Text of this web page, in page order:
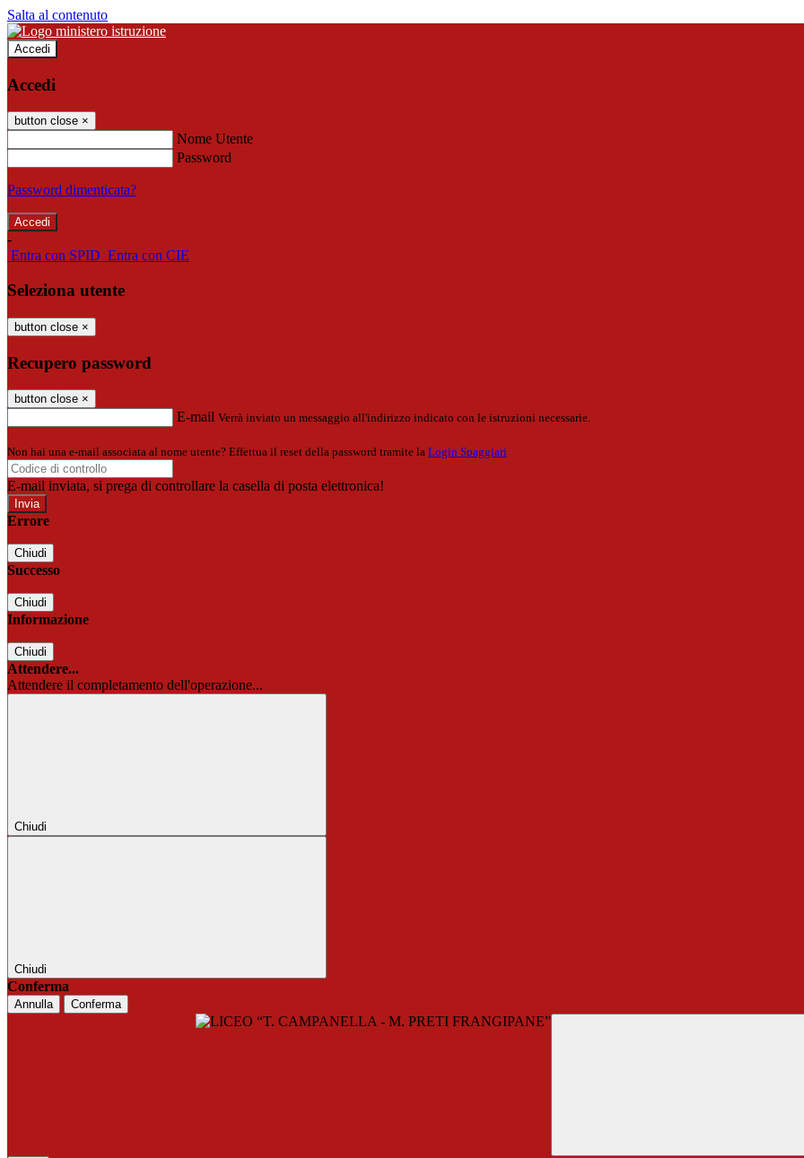
Salta al contenuto
Accedi
Accedi
button close ×
Nome Utente
Password
Password dimenticata?
-
Entra con SPID Entra con CIE
Seleziona utente
button close ×
Recupero password
button close ×
E-mail Verrà inviato un messaggio all'indirizzo indicato con le istruzioni necessarie.
Non hai una e-mail associata al nome utente? Effettua il reset della password tramite la Login Spaggiari
E-mail inviata, si prega di controllare la casella di posta elettronica!
Errore
Chiudi
Successo
Chiudi
Informazione
Chiudi
Attendere...
Attendere il completamento dell'operazione...
Chiudi
Chiudi
Conferma
Annulla Conferma